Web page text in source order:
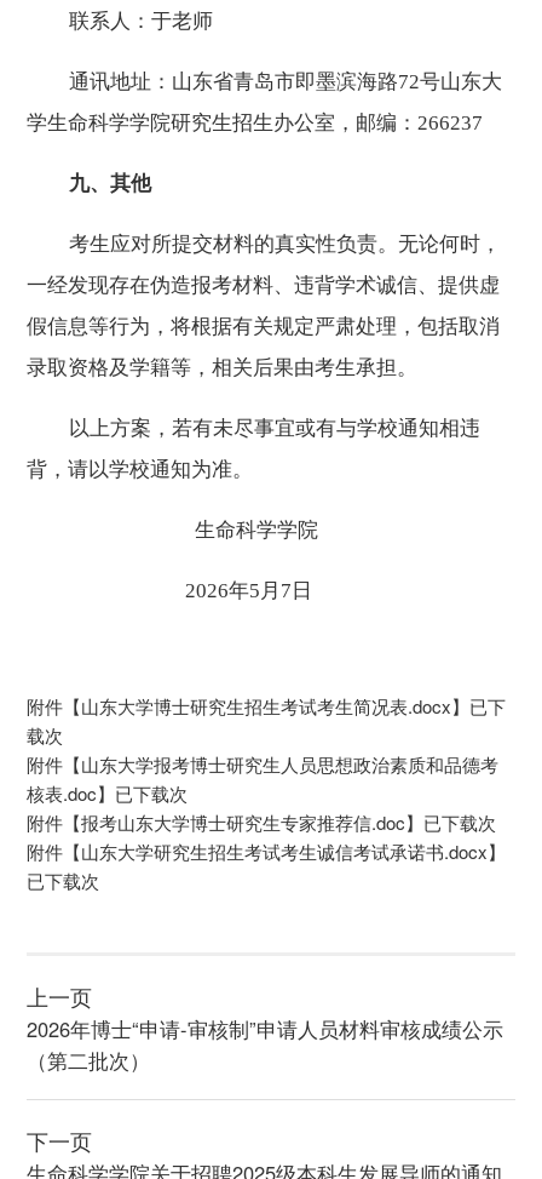
联系人：于老师
通讯地址：山东省青岛市即墨滨海路72号山东大
学生命科学学院研究生招生办公室，邮编： 266237
九、其他
考生应对所提交材料的真实性负责。无论何时，
一经发现存在伪造报考材料、违背学术诚信、提供虚
假信息等行为，将根据有关规定严肃处理，包括取消
录取资格及学籍等，相关后果由考生承担。
以上方案，若有未尽事宜或有与学校通知相违
背，请以学校通知为准。
生命科学学院
2026年5 月 7 日
附件【山东大学博士研究生招生考试考生简况表.docx】已下
载次
附件【山东大学报考博士研究生人员思想政治素质和品德考
核表.doc】已下载次
附件【报考山东大学博士研究生专家推荐信.doc】已下载次
附件【山东大学研究生招生考试考生诚信考试承诺书.docx】
已下载次
上一页
​2026年博士“申请-审核制”申请人员材料审核成绩公示
（第二批次）
下一页